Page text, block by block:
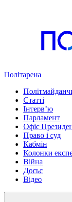
Політарена
Статті
Інтервʼю
Парламент
Офіс
Право і суд
Кабмін
Колонки
Війна
Досьє
Відео